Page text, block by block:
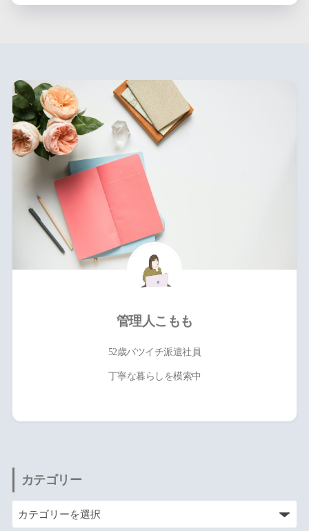
管理人こもも
52歳バツイチ派遣社員
丁寧な暮らしを模索中
カテゴリー